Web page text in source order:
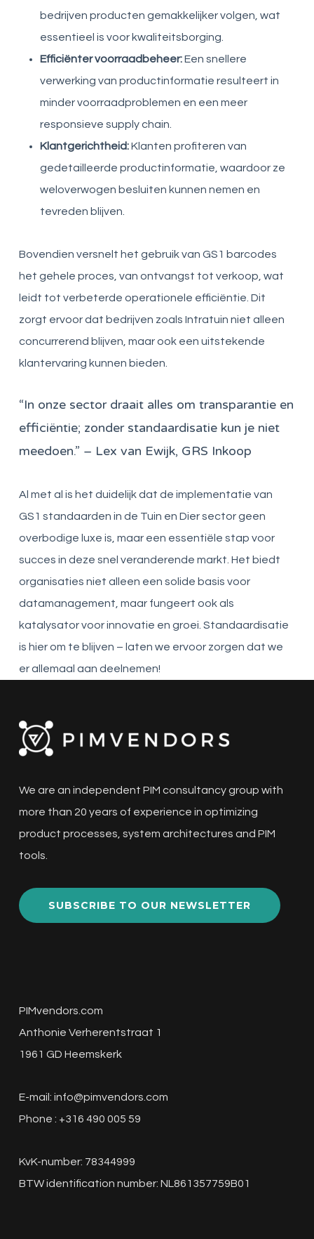
bedrijven producten gemakkelijker volgen, wat
essentieel is voor kwaliteitsborging.
Efficiënter voorraadbeheer:Een snellere
verwerking van productinformatie resulteert in
minder voorraadproblemen en een meer
responsieve supply chain.
Klantgerichtheid:Klanten profiteren van
gedetailleerde productinformatie, waardoor ze
weloverwogen besluiten kunnen nemen en
tevreden blijven.
Bovendien versnelt het gebruik van GS1 barcodes
het gehele proces, van ontvangst tot verkoop, wat
leidt tot verbeterde operationele efficiëntie. Dit
zorgt ervoor dat bedrijven zoals Intratuin niet alleen
concurrerend blijven, maar ook een uitstekende
klantervaring kunnen bieden.
“In onze sector draait alles om transparantie en
efficiëntie; zonder standaardisatie kun je niet
meedoen.” – Lex van Ewijk, GRS Inkoop
Al met al is het duidelijk dat de implementatie van
GS1 standaarden in de Tuin en Dier sector geen
overbodige luxe is, maar een essentiële stap voor
succes in deze snel veranderende markt. Het biedt
organisaties niet alleen een solide basis voor
datamanagement, maar fungeert ook als
katalysator voor innovatie en groei. Standaardisatie
is hier om te blijven – laten we ervoor zorgen dat we
er allemaal aan deelnemen!
We are an independent PIM consultancy group with
more than 20 years of experience in optimizing
product processes, system architectures and PIM
tools.
SUBSCRIBE TO OUR NEWSLETTER
PIMvendors.com
Anthonie Verherentstraat 1
1961 GD Heemskerk
E-mail: info@pimvendors.com
Phone : +316 490 005 59
KvK-number: 78344999
BTW identification number: NL861357759B01